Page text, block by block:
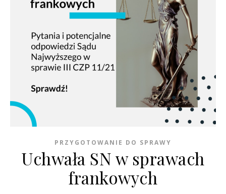
PRZYGOTOWANIE DO SPRAWY
Uchwała SN w sprawach
frankowych